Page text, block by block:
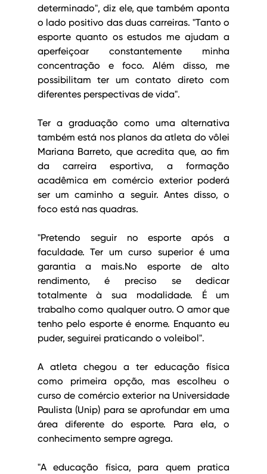
determinado", diz ele, que também aponta
o lado positivo das duas carreiras. "Tanto o
esporte quanto os estudos me ajudam a
aperfeiçoar constantemente minha
concentração e foco. Além disso, me
possibilitam ter um contato direto com
diferentes perspectivas de vida".
Ter a graduação como uma alternativa
também está nos planos da atleta do vôlei
Mariana Barreto, que acredita que, ao fim
da carreira esportiva, a formação
acadêmica em comércio exterior poderá
ser um caminho a seguir. Antes disso, o
foco está nas quadras.
"Pretendo seguir no esporte após a
faculdade. Ter um curso superior é uma
garantia a mais.No esporte de alto
rendimento, é preciso se dedicar
totalmente à sua modalidade. É um
trabalho como qualquer outro. O amor que
tenho pelo esporte é enorme. Enquanto eu
puder, seguirei praticando o voleibol".
A atleta chegou a ter educação física
como primeira opção, mas escolheu o
curso de comércio exterior na Universidade
Paulista (Unip) para se aprofundar em uma
área diferente do esporte. Para ela, o
conhecimento sempre agrega.
"A educação física, para quem pratica